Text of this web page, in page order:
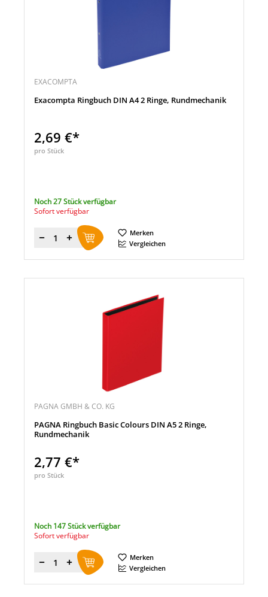
EXACOMPTA
Exacompta Ringbuch DIN A4 2 Ringe, Rundmechanik
2,69 €*
pro Stück
Noch 27 Stück verfügbar
Sofort verfügbar
Menge
Merken
Vergleichen
PAGNA GMBH & CO. KG
PAGNA Ringbuch Basic Colours DIN A5 2 Ringe,
Rundmechanik
2,77 €*
pro Stück
Noch 147 Stück verfügbar
Sofort verfügbar
Menge
Merken
Vergleichen